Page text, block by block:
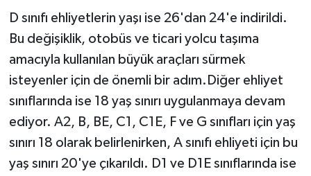
D sınıfı ehliyetlerin yaşı ise 26'dan 24'e indirildi.
Bu değişiklik, otobüs ve ticari yolcu taşıma
amacıyla kullanılan büyük araçları sürmek
isteyenler için de önemli bir adım.Diğer ehliyet
sınıflarında ise 18 yaş sınırı uygulanmaya devam
ediyor. A2, B, BE, C1, C1E, F ve G sınıfları için yaş
sınırı 18 olarak belirlenirken, A sınıfı ehliyeti için bu
yaş sınırı 20'ye çıkarıldı. D1 ve D1E sınıflarında ise